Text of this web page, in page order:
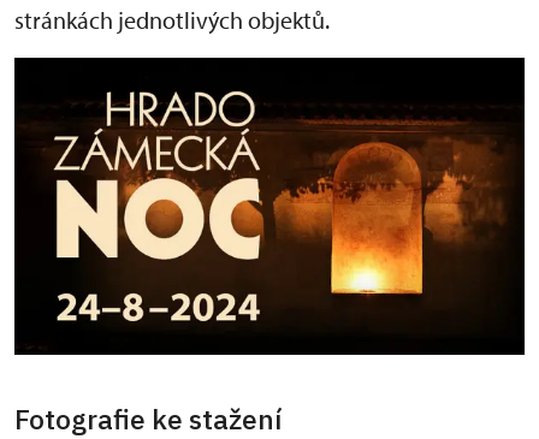
stránkách jednotlivých objektů.
Fotografie ke stažení